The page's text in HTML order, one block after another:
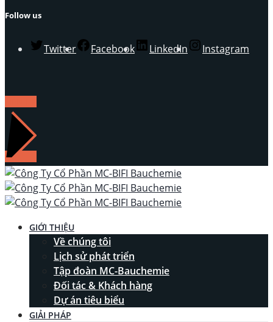
Follow us
Twitter Facebook LinkedIn Instagram
GIỚI THIỆU
Về chúng tôi
Lịch sử phát triển
Tập đoàn MC-Bauchemie
Đối tác & Khách hàng
Dự án tiêu biểu
GIẢI PHÁP